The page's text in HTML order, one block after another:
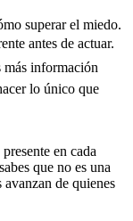
superar el miedo.
antes de actuar.
más información
lo único que
en cada
que no es una
de quienes